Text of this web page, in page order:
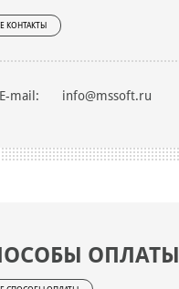
КОНТАКТЫ
E-mail: info@mssoft.ru
ОПЛАТЫ